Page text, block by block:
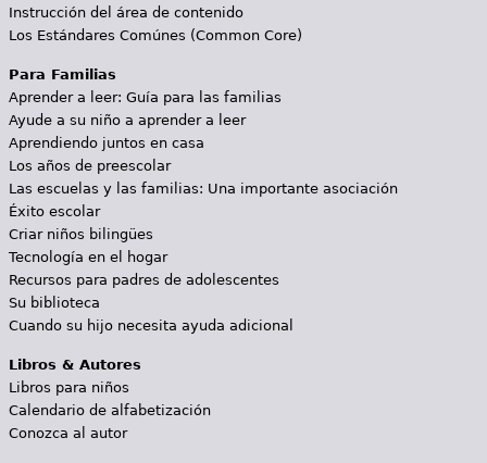
Instrucción del área de contenido
Los Estándares Comúnes (Common Core)
Para Familias
Aprender a leer: Guía para las familias
Ayude a su niño a aprender a leer
Aprendiendo juntos en casa
Los años de preescolar
Las escuelas y las familias: Una importante asociación
Éxito escolar
Criar niños bilingües
Tecnología en el hogar
Recursos para padres de adolescentes
Su biblioteca
Cuando su hijo necesita ayuda adicional
Libros & Autores
Libros para niños
Calendario de alfabetización
Conozca al autor